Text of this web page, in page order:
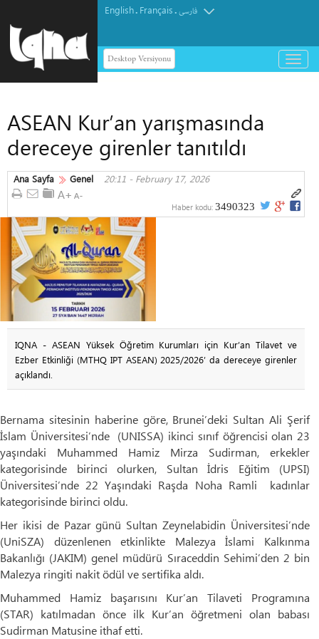
English. Français.فارسی
Desktop Versiyonu
باز
و
ASEAN Kur’an yarışmasında
dereceye girenler tanıtıldı
Ana Sayfa Genel 20:11 - February 17, 2026
Haber kodu: 3490323
IQNA - ASEAN Yüksek Öğretim Kurumları için Kur’an Tilavet ve
Ezber Etkinliği (MTHQ IPT ASEAN) 2025/2026’ da dereceye girenler
açıklandı.
Bernama sitesinin haberine göre, Brunei’deki Sultan Ali Şerif
İslam Üniversitesi’nde (UNISSA) ikinci sınıf öğrencisi olan 23
yaşındaki Muhammed Hamiz Mirza Sudirman, erkekler
kategorisinde birinci olurken, Sultan İdris Eğitim (UPSI)
Üniversitesi’nde 22 Yaşındaki Raşda Noha Ramli kadınlar
kategorisinde birinci oldu.
Her ikisi de Pazar günü Sultan Zeynelabidin Üniversitesi’nde
(UniSZA) düzenlenen etkinlikte Malezya İslami Kalkınma
Bakanlığı (JAKIM) genel müdürü Sıraceddin Sehimi’den 2 bin
Malezya ringiti nakit ödül ve sertifika aldı.
Muhammed Hamiz başarısını Kur’an Tilaveti Programına
(STAR) katılmadan önce ilk Kur’an öğretmeni olan babası
Sudirman Matusine ithaf etti.